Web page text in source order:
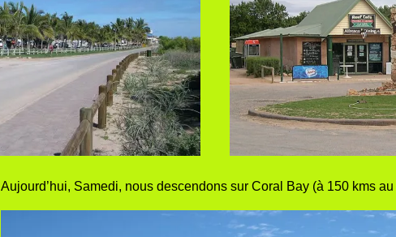
Aujourd’hui, Samedi, nous descendons sur Coral Bay (à 150 kms au